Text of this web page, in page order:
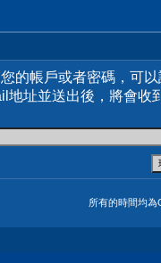
的帳戶或者密碼，可
地址並送出後，將會收
所有的時間均為